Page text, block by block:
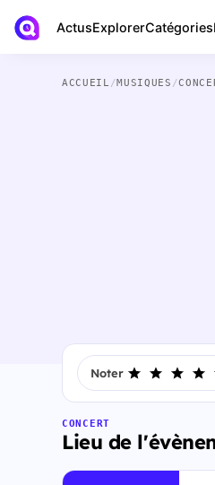
ActusExplorerCatégories
ACCUEIL /MUSIQUES /
Noter
CONCERT
Lieu de